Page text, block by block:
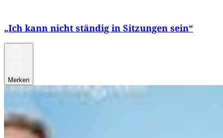
„Ich kann nicht ständig in Sitzungen sein“
Merken